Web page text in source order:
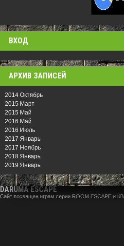
ВХОД
АРХИВ ЗАПИСЕЙ
2014 Октябрь
2015 Март
2015 Май
2016 Май
2016 Июль
2017 Январь
2017 Ноябрь
2018 Январь
2019 Январь
DARUMA ESCAPE
Сайт посвящен играм серии ROOM ESCAPE и